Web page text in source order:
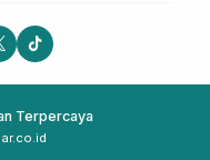
Terpercaya